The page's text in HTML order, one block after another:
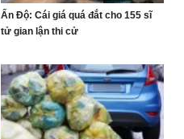
Ấn Độ: Cái giá quá đắt cho 155 sĩ
tử gian lận thi cử